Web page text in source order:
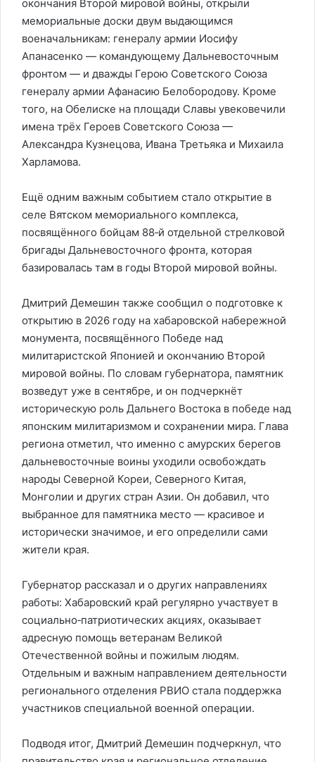
окончания Второй мировой войны, открыли
мемориальные доски двум выдающимся
военачальникам: генералу армии Иосифу
Апанасенко — командующему Дальневосточным
фронтом — и дважды Герою Советского Союза
генералу армии Афанасию Белобородову. Кроме
того, на Обелиске на площади Славы увековечили
имена трёх Героев Советского Союза —
Александра Кузнецова, Ивана Третьяка и Михаила
Харламова.
Ещё одним важным событием стало открытие в
селе Вятском мемориального комплекса,
посвящённого бойцам 88‑й отдельной стрелковой
бригады Дальневосточного фронта, которая
базировалась там в годы Второй мировой войны.
Дмитрий Демешин также сообщил о подготовке к
открытию в 2026 году на хабаровской набережной
монумента, посвящённого Победе над
милитаристской Японией и окончанию Второй
мировой войны. По словам губернатора, памятник
возведут уже в сентябре, и он подчеркнёт
историческую роль Дальнего Востока в победе над
японским милитаризмом и сохранении мира. Глава
региона отметил, что именно с амурских берегов
дальневосточные воины уходили освобождать
народы Северной Кореи, Северного Китая,
Монголии и других стран Азии. Он добавил, что
выбранное для памятника место — красивое и
исторически значимое, и его определили сами
жители края.
Губернатор рассказал и о других направлениях
работы: Хабаровский край регулярно участвует в
социально‑патриотических акциях, оказывает
адресную помощь ветеранам Великой
Отечественной войны и пожилым людям.
Отдельным и важным направлением деятельности
регионального отделения РВИО стала поддержка
участников специальной военной операции.
Подводя итог, Дмитрий Демешин подчеркнул, что